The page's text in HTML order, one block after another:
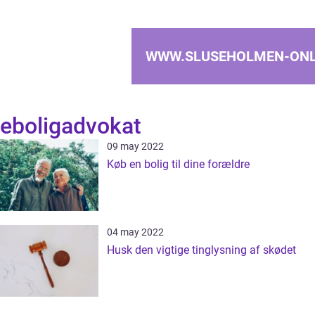
WWW.SLUSEHOLMEN-
eboligadvokat
09 may 2022
Køb en bolig til dine forældre
04 may 2022
Husk den vigtige tinglysning af skødet